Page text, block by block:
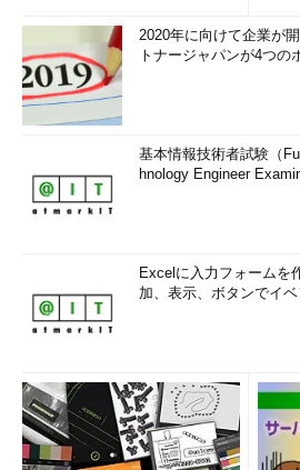
2020年に向けて企業が
トナージャパンが4つの
基本情報技術者試験（
hnology Engineer
Excelに入力フォームを
加、表示、ボタンでイ